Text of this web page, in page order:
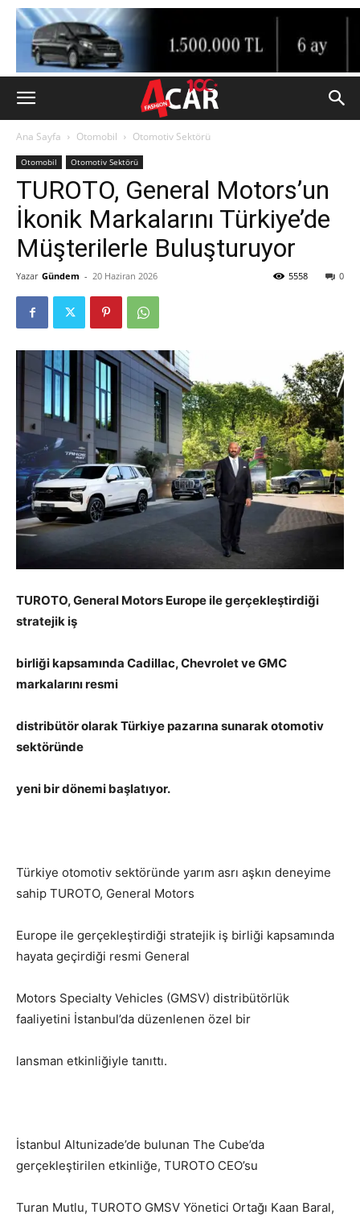
Ana Sayfa Otomobil Otomotiv Sektörü
Otomobil Otomotiv Sektörü
TUROTO, General Motors’un
İkonik Markalarını Türkiye’de
Müşterilerle Buluşturuyor
Yazar Gündem - 20 Haziran 2026 0
5558
TUROTO, General Motors Europe ile gerçekleştirdiği
stratejik iş
birliği kapsamında Cadillac, Chevrolet ve GMC
markalarını resmi
distribütör olarak Türkiye pazarına sunarak otomotiv
sektöründe
yeni bir dönemi başlatıyor.
Türkiye otomotiv sektöründe yarım asrı aşkın deneyime
sahip TUROTO, General Motors
Europe ile gerçekleştirdiği stratejik iş birliği kapsamında
hayata geçirdiği resmi General
Motors Specialty Vehicles (GMSV) distribütörlük
faaliyetini İstanbul’da düzenlenen özel bir
lansman etkinliğiyle tanıttı.
İstanbul Altunizade’de bulunan The Cube’da
gerçekleştirilen etkinliğe, TUROTO CEO’su
Turan Mutlu, TUROTO GMSV Yönetici Ortağı Kaan Baral,